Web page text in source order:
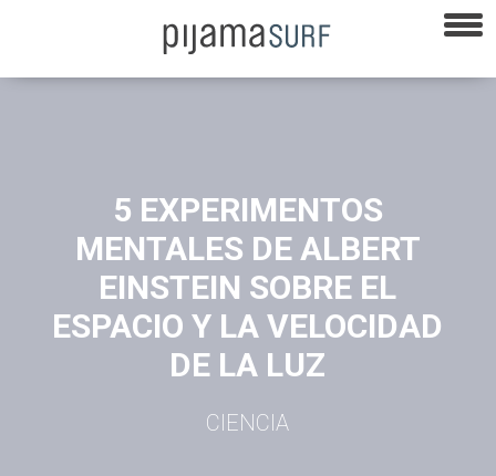
5 EXPERIMENTOS
MENTALES DE ALBERT
EINSTEIN SOBRE EL
ESPACIO Y LA VELOCIDAD
DE LA LUZ
CIENCIA